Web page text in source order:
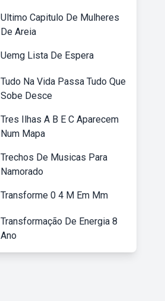
Ultimo Capitulo De Mulheres
De Areia
Uemg Lista De Espera
Tudo Na Vida Passa Tudo Que
Sobe Desce
Tres Ilhas A B E C Aparecem
Num Mapa
Trechos De Musicas Para
Namorado
Transforme 0 4 M Em Mm
Transformação De Energia 8
Ano